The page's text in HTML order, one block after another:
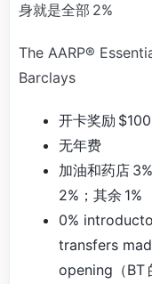
身就是全部 2%
The AARP®
Barclays
开卡奖励
无年费
加油和药店
2%；其余 1%
0%
transfers
opening（BT